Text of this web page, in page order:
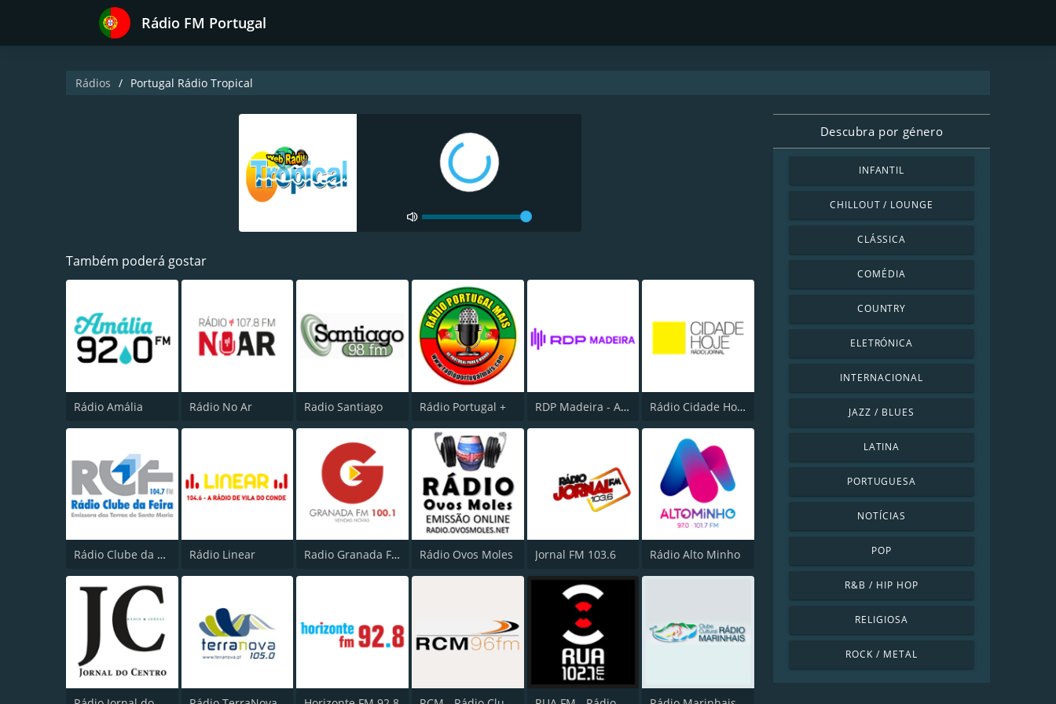
Rádio FM Portugal
Rádios Portugal Rádio Tropical
Também poderá gostar
Rádio Amália Rádio No Ar Radio Santiago Rádio Portugal + RDP Madeira - Antena 3 Rádio Cidade Hoje
Rádio Clube da Feira Rádio Linear Radio Granada FM Rádio Ovos Moles Jornal FM 103.6 Rádio Alto Minho
Descubra por género
INFANTIL
CHILLOUT / LOUNGE
CLÁSSICA
COMÉDIA
COUNTRY
ELETRÓNICA
INTERNACIONAL
JAZZ / BLUES
LATINA
PORTUGUESA
NOTÍCIAS
POP
R&B / HIP HOP
RELIGIOSA
ROCK / METAL